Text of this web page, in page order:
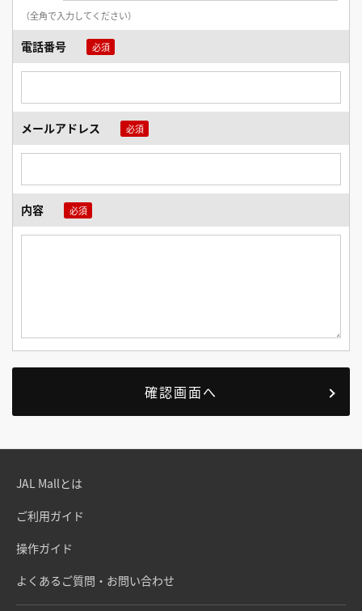
（全角で入力してください）
電話番号
メールアドレス
内容
JAL Mallとは
ご利用ガイド
操作ガイド
よくあるご質問・お問い合わせ